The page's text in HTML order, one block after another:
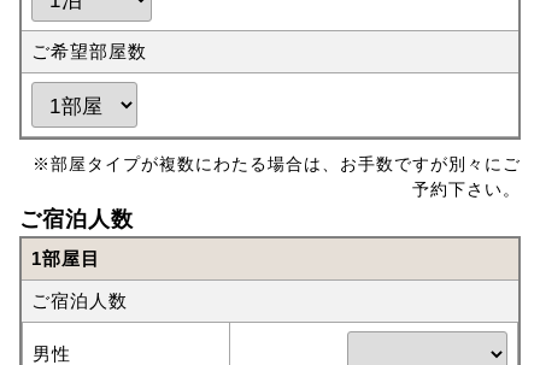
ご希望部屋数
※部屋タイプが複数にわたる場合は、お手数ですが別々にご
予約下さい。
ご宿泊人数
1部屋目
ご宿泊人数
男性